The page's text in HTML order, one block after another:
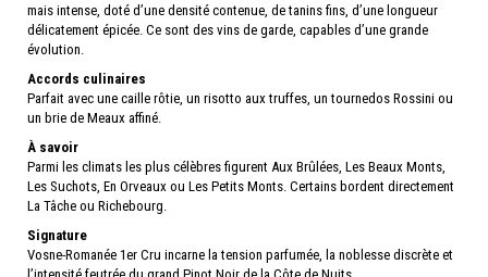
mais intense, doté d’une densité contenue, de tanins fins, d’une longueur
délicatement épicée. Ce sont des vins de garde, capables d’une grande
évolution.
Accords culinaires
Parfait avec une caille rôtie, un risotto aux truffes, un tournedos Rossini ou
un brie de Meaux affiné.
À savoir
Parmi les climats les plus célèbres figurent Aux Brûlées, Les Beaux Monts,
Les Suchots, En Orveaux ou Les Petits Monts. Certains bordent directement
La Tâche ou Richebourg.
Signature
Vosne-Romanée 1er Cru incarne la tension parfumée, la noblesse discrète et